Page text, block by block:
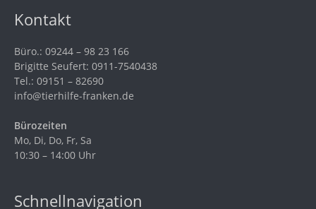
Kontakt
Büro.: 09244 – 98 23 166
Brigitte Seufert: 0911-7540438
Tel.: 09151 – 82690
info@tierhilfe-franken.de
Bürozeiten
Mo, Di, Do, Fr, Sa
10:30 – 14:00 Uhr
Schnellnavigation